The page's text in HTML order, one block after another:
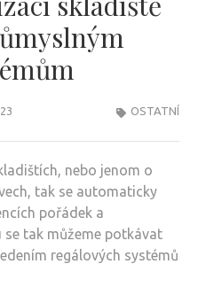
OSTATNÍ
nebo jenom o
tak se automaticky
pořádek a
tak můžeme potkávat
regálových systémů